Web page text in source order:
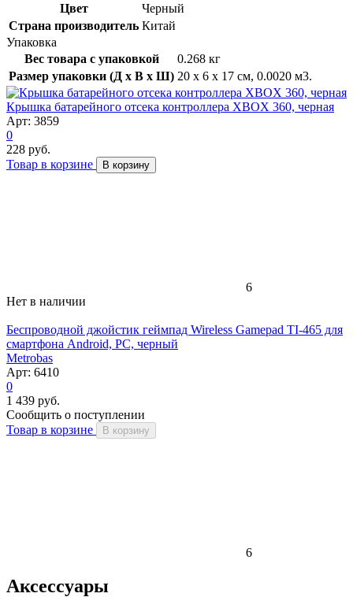
Цвет
Черный
Страна производитель Китай
Упаковка
Вес товара с упаковкой
0.268 кг
Размер упаковки (Д x В x Ш) 20 x 6 x 17 см, 0.0020 м3.
Крышка батарейного отсека контроллера XBOX 360, черная
Арт: 3859
0
228 руб.
Товар в корзине
В корзину
6
Нет в наличии
Беспроводной джойстик геймпад Wireless Gamepad TI-465 для
смартфона Android, PC, черный
Metrobas
Арт: 6410
0
1 439 руб.
Сообщить о поступлении
Товар в корзине
В корзину
6
Аксессуары